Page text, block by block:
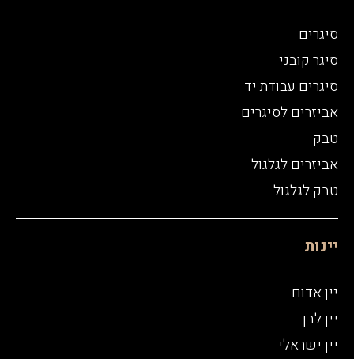
סיגרים
סיגר קובני
סיגרים עבודת יד
אביזרים לסיגרים
טבק
אביזרים לגלגול
טבק לגלגול
יינות
יין אדום
יין לבן
יין ישראלי